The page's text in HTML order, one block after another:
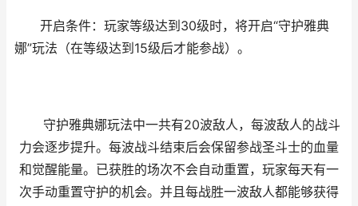
开启条件：玩家等级达到30级时，将开启“守护雅典
娜”玩法（在等级达到15级后才能参战）。
守护雅典娜玩法中一共有20波敌人，每波敌人的战斗
力会逐步提升。每波战斗结束后会保留参战圣斗士的血量
和觉醒能量。已获胜的场次不会自动重置，玩家每天有一
次手动重置守护的机会。并且每战胜一波敌人都能够获得